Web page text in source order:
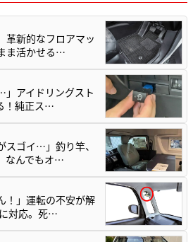
革新的なフロアマッ
ま活かせる…
」アイドリングスト
！純正ス…
スゴイ…」釣り竿、
なんでもオ…
！」運転の不安が解
対応。死…